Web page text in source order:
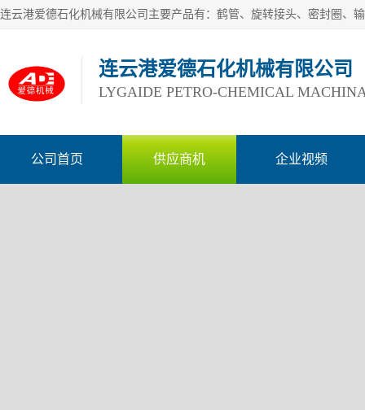
连云港爱德石化机械有限公司
LYGAIDE PETRO-CHEMICAL
公司首页 供应商机 企业视频